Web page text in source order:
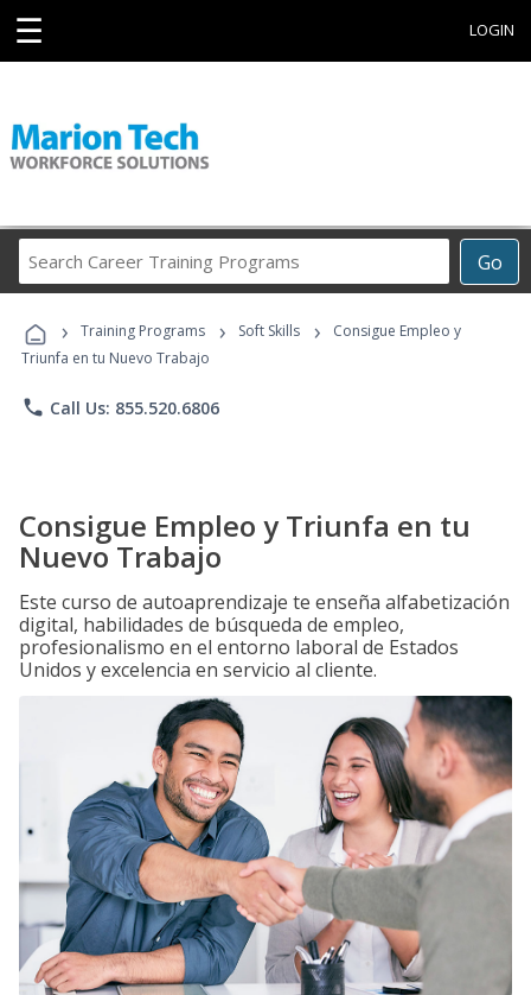
☰ LOGIN
Go
Career
Programs
› Training Programs › Soft Skills ›
Consigue Empleo y
Triunfa en tu Nuevo Trabajo
phone Call Us: 855.520.6806
Consigue Empleo y Triunfa en tu
Nuevo Trabajo
Este curso de autoaprendizaje te enseña alfabetización
digital, habilidades de búsqueda de empleo,
profesionalismo en el entorno laboral de Estados
Unidos y excelencia en servicio al cliente.